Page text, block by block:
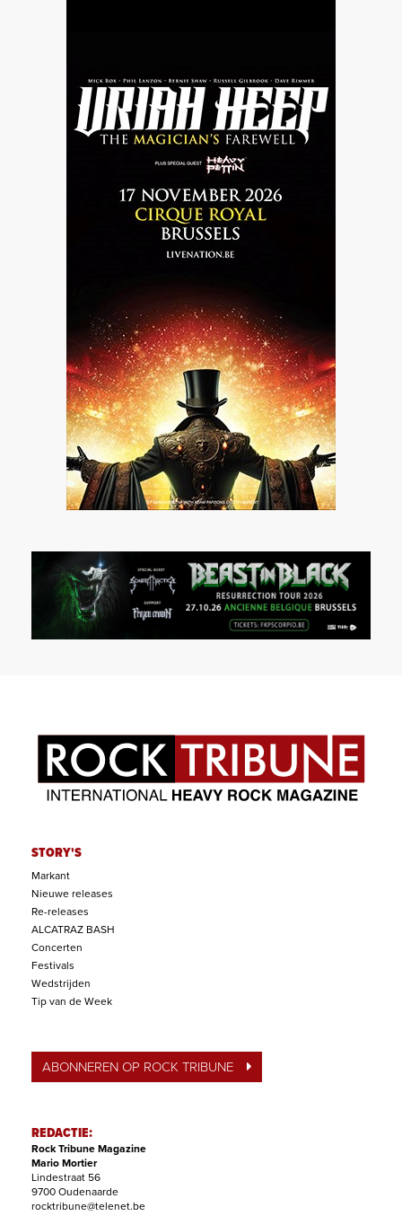
STORY'S
Markant
Nieuwe releases
Re-releases
ALCATRAZ BASH
Concerten
Festivals
Wedstrijden
Tip van de Week
ABONNEREN OP ROCK TRIBUNE
REDACTIE:
Rock Tribune Magazine
Mario Mortier
Lindestraat 56
9700 Oudenaarde
rocktribune@telenet.be